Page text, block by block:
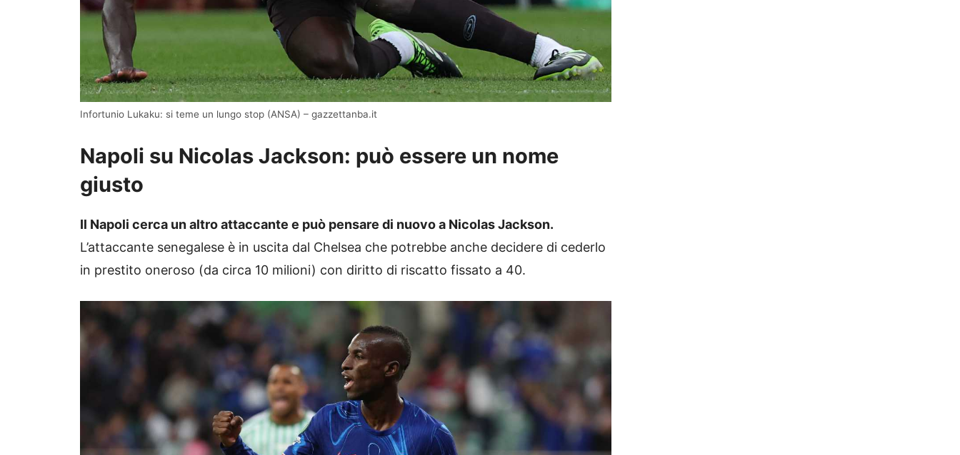
Infortunio Lukaku: si teme un lungo stop (ANSA) – gazzettanba.it
Napoli su Nicolas Jackson: può essere un nome
giusto
Il Napoli cerca un altro attaccante e può pensare di nuovo a Nicolas Jackson.
L’attaccante senegalese è in uscita dal Chelsea che potrebbe anche decidere di cederlo
in prestito oneroso (da circa 10 milioni) con diritto di riscatto fissato a 40.